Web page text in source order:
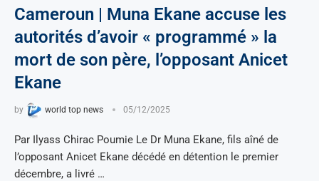
Cameroun | Muna Ekane accuse les
autorités d’avoir « programmé » la
mort de son père, l’opposant Anicet
Ekane
by world top news 05/12/2025
Par Ilyass Chirac Poumie Le Dr Muna Ekane, fils aîné de
l’opposant Anicet Ekane décédé en détention le premier
décembre, a livré …